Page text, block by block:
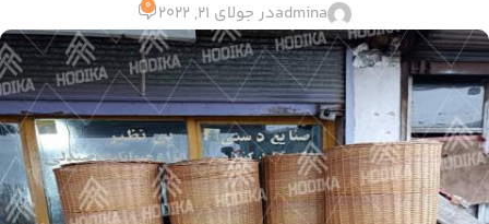
adminaدر جولای 21, 2022 0